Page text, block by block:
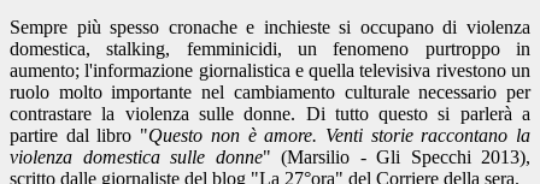
Sempre più spesso cronache e inchieste si occupano di violenza
domestica, stalking, femminicidi, un fenomeno purtroppo in
aumento; l'informazione giornalistica e quella televisiva rivestono un
ruolo molto importante nel cambiamento culturale necessario per
contrastare la violenza sulle donne. Di tutto questo si parlerà a
partire dal libro "Questo non è amore. Venti storie raccontano la
violenza domestica sulle donne" (Marsilio - Gli Specchi 2013),
scritto dalle giornaliste del blog "La 27°ora" del Corriere della sera.